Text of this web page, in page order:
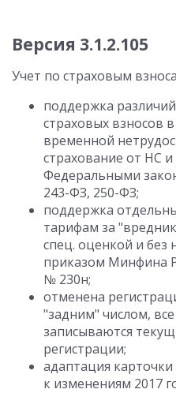
Версия 3.1.2.105
Учет по страховым
поддержка
страховых взносов
временной
страхование от НС
Федеральными
243-ФЗ, 250-ФЗ;
поддержка
тарифам за
спец. оценкой и без
приказом Минфина
№ 230н;
отменена
"задним" числом,
записываются
регистрации;
адаптация карточки
к изменениям 2017